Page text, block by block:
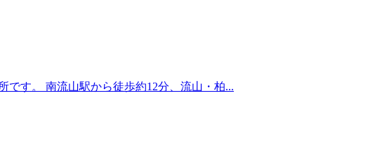
です。 南流山駅から徒歩約12分、流山・柏...